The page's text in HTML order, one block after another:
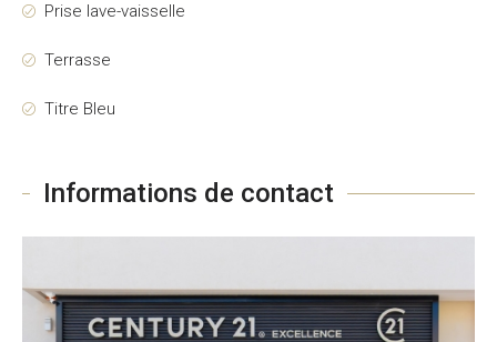
Prise lave-vaisselle
Terrasse
Titre Bleu
Informations de contact